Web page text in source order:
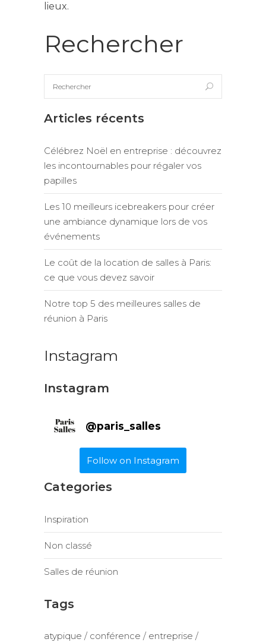
lieux.
Rechercher
Articles récents
Célébrez Noël en entreprise : découvrez
les incontournables pour régaler vos
papilles
Les 10 meilleurs icebreakers pour créer
une ambiance dynamique lors de vos
événements
Le coût de la location de salles à Paris:
ce que vous devez savoir
Notre top 5 des meilleures salles de
réunion à Paris
Instagram
Instagram
@paris_salles
Follow on Instagram
Categories
Inspiration
Non classé
Salles de réunion
Tags
atypique conférence
entreprise